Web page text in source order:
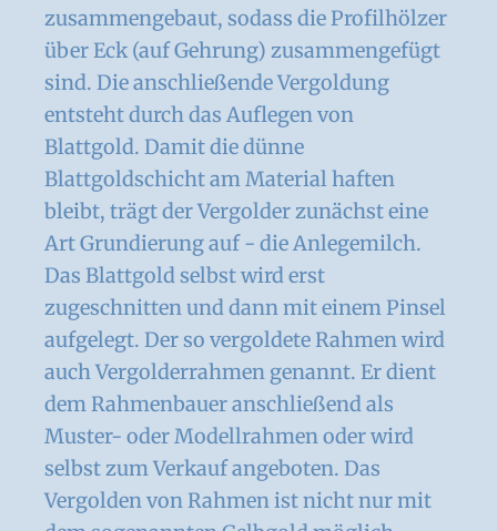
zusammengebaut, sodass die Profilhölzer
über Eck (auf Gehrung) zusammengefügt
sind. Die anschließende Vergoldung
entsteht durch das Auflegen von
Blattgold. Damit die dünne
Blattgoldschicht am Material haften
bleibt, trägt der Vergolder zunächst eine
Art Grundierung auf - die Anlegemilch.
Das Blattgold selbst wird erst
zugeschnitten und dann mit einem Pinsel
aufgelegt. Der so vergoldete Rahmen wird
auch Vergolderrahmen genannt. Er dient
dem Rahmenbauer anschließend als
Muster- oder Modellrahmen oder wird
selbst zum Verkauf angeboten. Das
Vergolden von Rahmen ist nicht nur mit